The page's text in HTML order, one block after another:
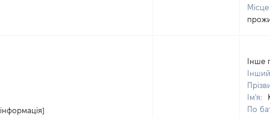
Інше
Ім'я:
По